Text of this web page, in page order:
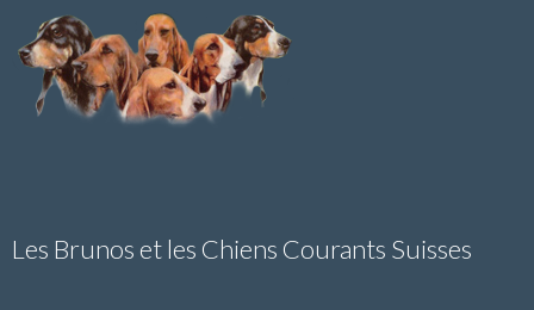
Les Brunos et les Chiens Courants Suisses